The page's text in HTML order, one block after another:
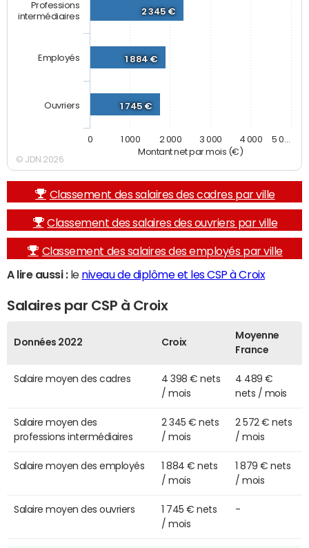
Montant net par mois (€)
2 345 €
1 884 €
1 745 €
Professions
intermédiaires
Employés
Ouvriers
0 1 000 2 000 3 000 4 000 5 0…
© JDN 2026
Classement des salaires des cadres par ville
Classement des salaires des ouvriers par ville
Classement des salaires des employés par ville
A lire aussi :le niveau de diplôme et les CSP à Croix
Salaires par CSP à Croix
Données 2022 Croix
Moyenne
France
Salaire moyen des cadres
4 398 € nets
/ mois
4 489 €
nets / mois
Salaire moyen des
professions intermédiaires
2 345 € nets
/ mois
2 572 € nets
/ mois
Salaire moyen des employés
1 884 € nets
/ mois
1 879 € nets
/ mois
Salaire moyen des ouvriers
1 745 € nets
/ mois
-